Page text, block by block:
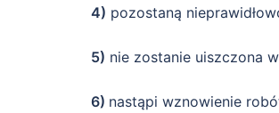
4) pozostaną
5) nie zostanie uiszczona
6) nastąpi wznowienie